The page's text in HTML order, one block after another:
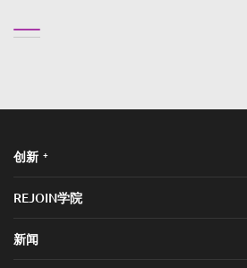
创新 +
REJOIN学院
新闻